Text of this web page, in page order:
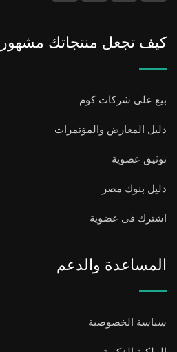
كيف تجعل منتجاتك
بيع على شركات كوم
دليل المعارض والمؤتمرات
توثيق عضوية
دليل بنوك مصر
اشترك فى عضوية
المساعدة والدعم
سياسة الخصوصية